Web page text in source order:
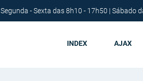
Segunda - Sexta das 8h10 - 17h50 | Sábado
INDEX AJAX